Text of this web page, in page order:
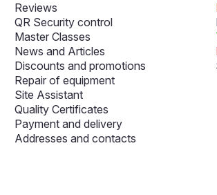
Reviews
QR Security control
Master Classes
News and Articles
Discounts and promotions
Repair of equipment
Site Assistant
Quality Certificates
Payment and delivery
Addresses and contacts